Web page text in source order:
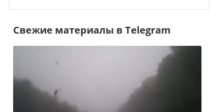
Свежие материалы в Telegram